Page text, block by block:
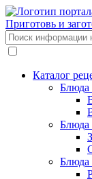
Приготовь и
Каталог
Блюда
Блюда
Блюда